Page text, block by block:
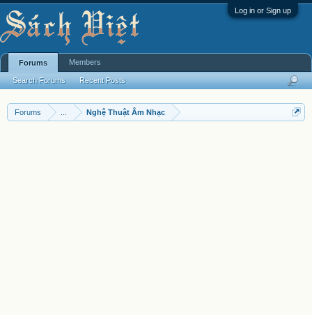
Log in or Sign up
Forums Nghệ Thuật Âm Nhạc
Forums
Search Forums Recent Posts
Members